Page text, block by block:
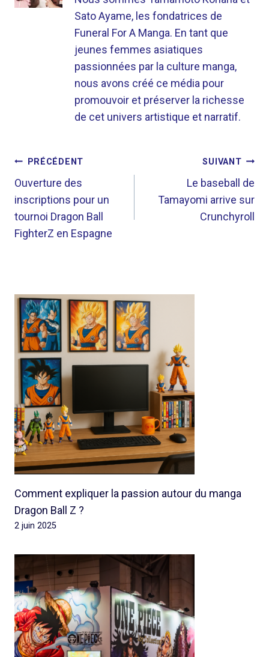
Sato Ayame, les fondatrices de
Funeral For A Manga. En tant que
jeunes femmes asiatiques
passionnées par la culture manga,
nous avons créé ce média pour
promouvoir et préserver la richesse
de cet univers artistique et narratif.
NAVIGATION
DE
L’ARTICLE
PRÉCÉDENT
Ouverture des
inscriptions pour un
tournoi Dragon Ball
FighterZ en Espagne
SUIVANT
Le baseball de
Tamayomi arrive sur
Crunchyroll
Comment expliquer la passion autour du manga
Dragon Ball Z ?
2 juin 2025